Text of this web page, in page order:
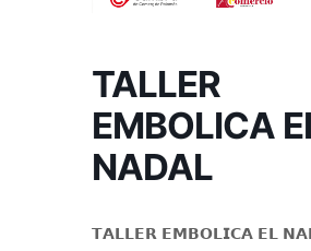
TALLER
EMBOLICA
NADAL
𝗧𝗔𝗟𝗟𝗘𝗥 𝗘𝗠𝗕𝗢𝗟𝗜𝗖𝗔 𝗘𝗟